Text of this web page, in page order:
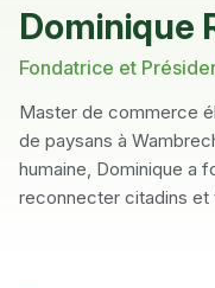
Dominique
Fondatrice et
Master de commerce
de paysans à
humaine, Dominique a
reconnecter citadins et